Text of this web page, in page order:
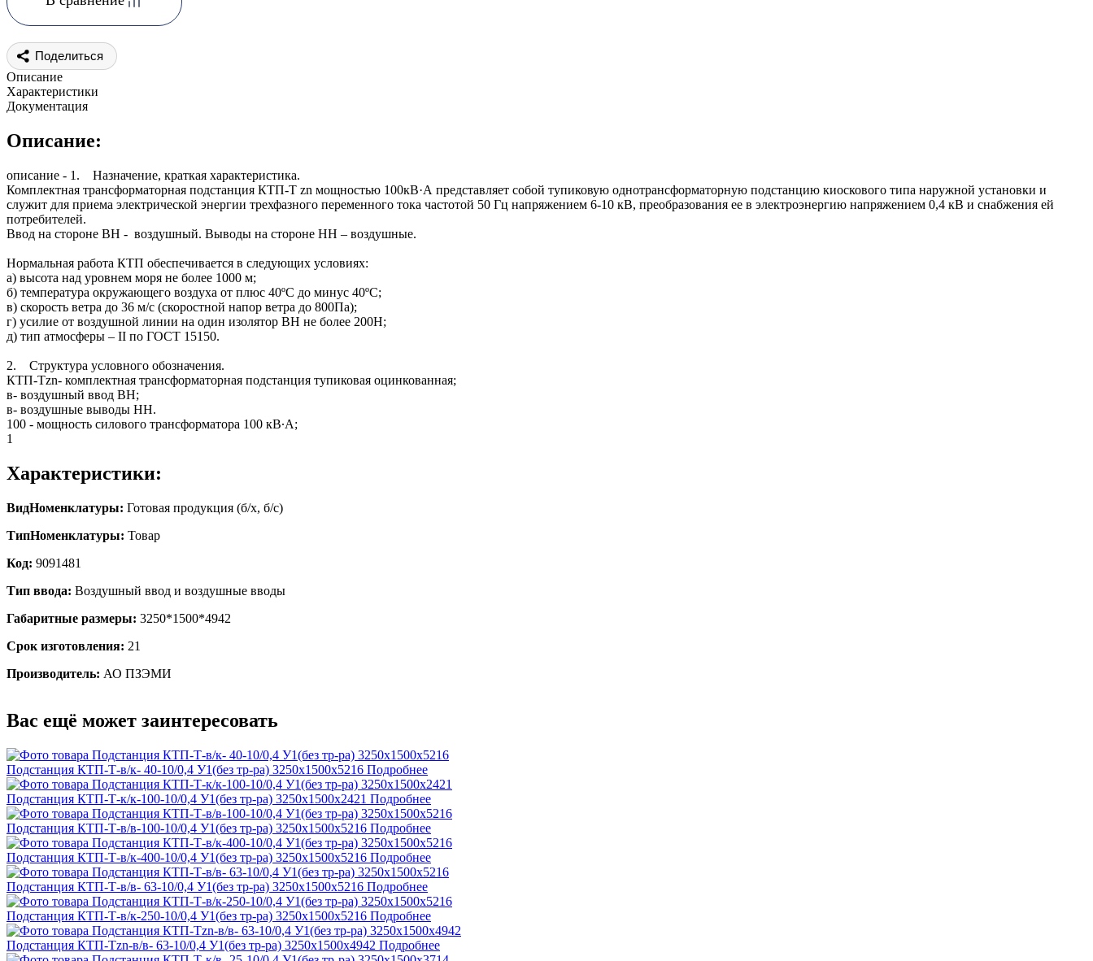
Поделиться
Описание
Характеристики
Документация
Описание:
описание - 1. Назначение, краткая характеристика.
Комплектная трансформаторная подстанция КТП-Т zn мощностью 100кВ·А представляет собой тупиковую однотрансформаторную подстанцию киоскового типа наружной установки и
служит для приема электрической энергии трехфазного переменного тока частотой 50 Гц напряжением 6-10 кВ, преобразования ее в электроэнергию напряжением 0,4 кВ и снабжения ей
потребителей.
Ввод на стороне ВН - воздушный. Выводы на стороне НН – воздушные.
Нормальная работа КТП обеспечивается в следующих условиях:
а) высота над уровнем моря не более 1000 м;
б) температура окружающего воздуха от плюс 40ºС до минус 40ºС;
в) скорость ветра до 36 м/с (скоростной напор ветра до 800Па);
г) усилие от воздушной линии на один изолятор ВН не более 200H;
д) тип атмосферы – II по ГОСТ 15150.
2. Структура условного обозначения.
КТП-Тzn- комплектная трансформаторная подстанция тупиковая оцинкованная;
в- воздушный ввод ВН;
в- воздушные выводы НН.
100 - мощность силового трансформатора 100 кВ∙А;
1
Характеристики:
ВидНоменклатуры: Готовая продукция (б/х, б/с)
ТипНоменклатуры: Товар
Код: 9091481
Тип ввода: Воздушный ввод и воздушные вводы
Габаритные размеры: 3250*1500*4942
Срок изготовления: 21
Производитель: АО ПЗЭМИ
Вас ещё может заинтересовать
Подстанция КТП-Т-в/к- 40-10/0,4 У1(без тр-ра) 3250х1500х5216 Подробнее
Подстанция КТП-Т-к/к-100-10/0,4 У1(без тр-ра) 3250х1500х2421 Подробнее
Подстанция КТП-Т-в/в-100-10/0,4 У1(без тр-ра) 3250х1500х5216 Подробнее
Подстанция КТП-Т-в/к-400-10/0,4 У1(без тр-ра) 3250х1500х5216 Подробнее
Подстанция КТП-Т-в/в- 63-10/0,4 У1(без тр-ра) 3250х1500х5216 Подробнее
Подстанция КТП-Т-в/к-250-10/0,4 У1(без тр-ра) 3250х1500х5216 Подробнее
Подстанция КТП-Тzn-в/в- 63-10/0,4 У1(без тр-ра) 3250х1500х4942 Подробнее